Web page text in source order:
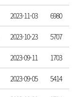
2023-11-03 6980
2023-10-23 5707
2023-09-11 1703
2023-09-05 5414